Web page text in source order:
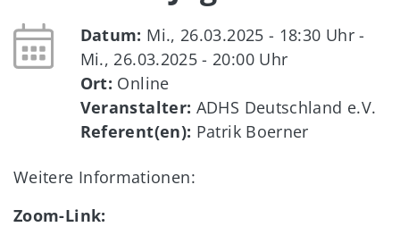
Datum: Mi., 26.03.2025 - 18:30 Uhr -
Mi., 26.03.2025 - 20:00Uhr
Ort: Online
Veranstalter: ADHS Deutschland e.V.
Referent(en): Patrik Boerner
Weitere Informationen:
Zoom-Link: